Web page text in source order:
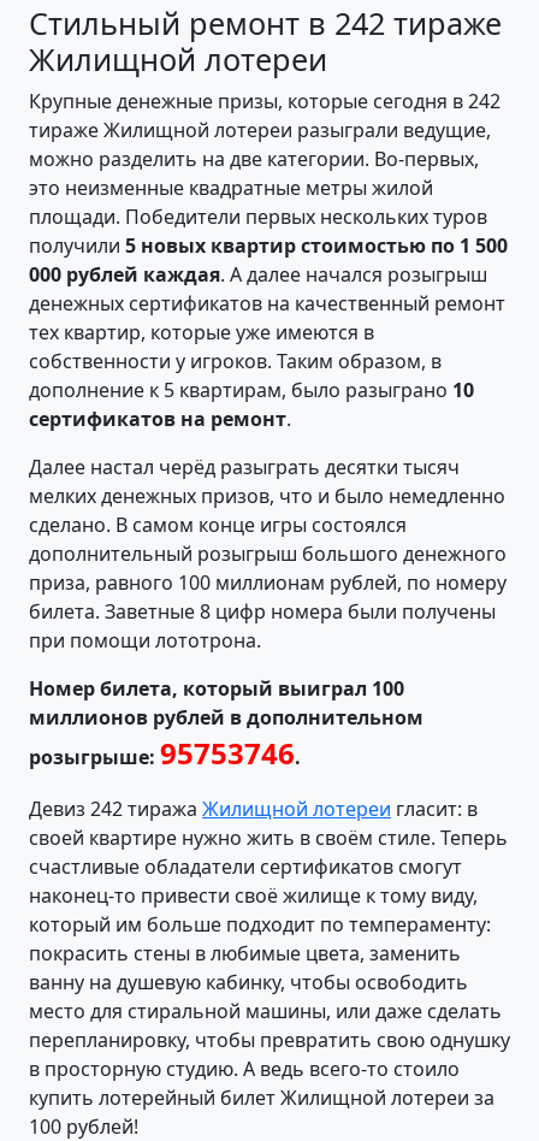
Стильный ремонт в 242 тираже
Жилищной лотереи
Крупные денежные призы, которые сегодня в 242
тираже Жилищной лотереи разыграли ведущие,
можно разделить на две категории. Во-первых,
это неизменные квадратные метры жилой
площади. Победители первых нескольких туров
получили 5 новых квартир стоимостью по 1 500
000 рублей каждая. А далее начался розыгрыш
денежных сертификатов на качественный ремонт
тех квартир, которые уже имеются в
собственности у игроков. Таким образом, в
дополнение к 5 квартирам, было разыграно 10
сертификатов на ремонт.
Далее настал черёд разыграть десятки тысяч
мелких денежных призов, что и было немедленно
сделано. В самом конце игры состоялся
дополнительный розыгрыш большого денежного
приза, равного 100 миллионам рублей, по номеру
билета. Заветные 8 цифр номера были получены
при помощи лототрона.
Номер билета, который выиграл 100
миллионов рублей в дополнительном
розыгрыше: 95753746.
Девиз 242 тиража Жилищной лотереи гласит: в
своей квартире нужно жить в своём стиле. Теперь
счастливые обладатели сертификатов смогут
наконец-то привести своё жилище к тому виду,
который им больше подходит по темпераменту:
покрасить стены в любимые цвета, заменить
ванну на душевую кабинку, чтобы освободить
место для стиральной машины, или даже сделать
перепланировку, чтобы превратить свою однушку
в просторную студию. А ведь всего-то стоило
купить лотерейный билет Жилищной лотереи за
100 рублей!